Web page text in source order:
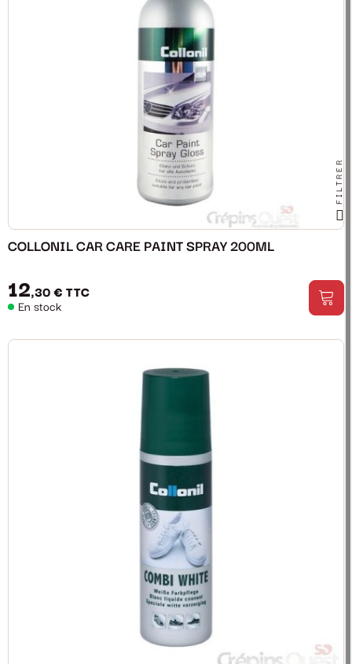
COLLONIL CAR CARE PAINT SPRAY 200ML
12,30 € TTC
En stock
FILTRER